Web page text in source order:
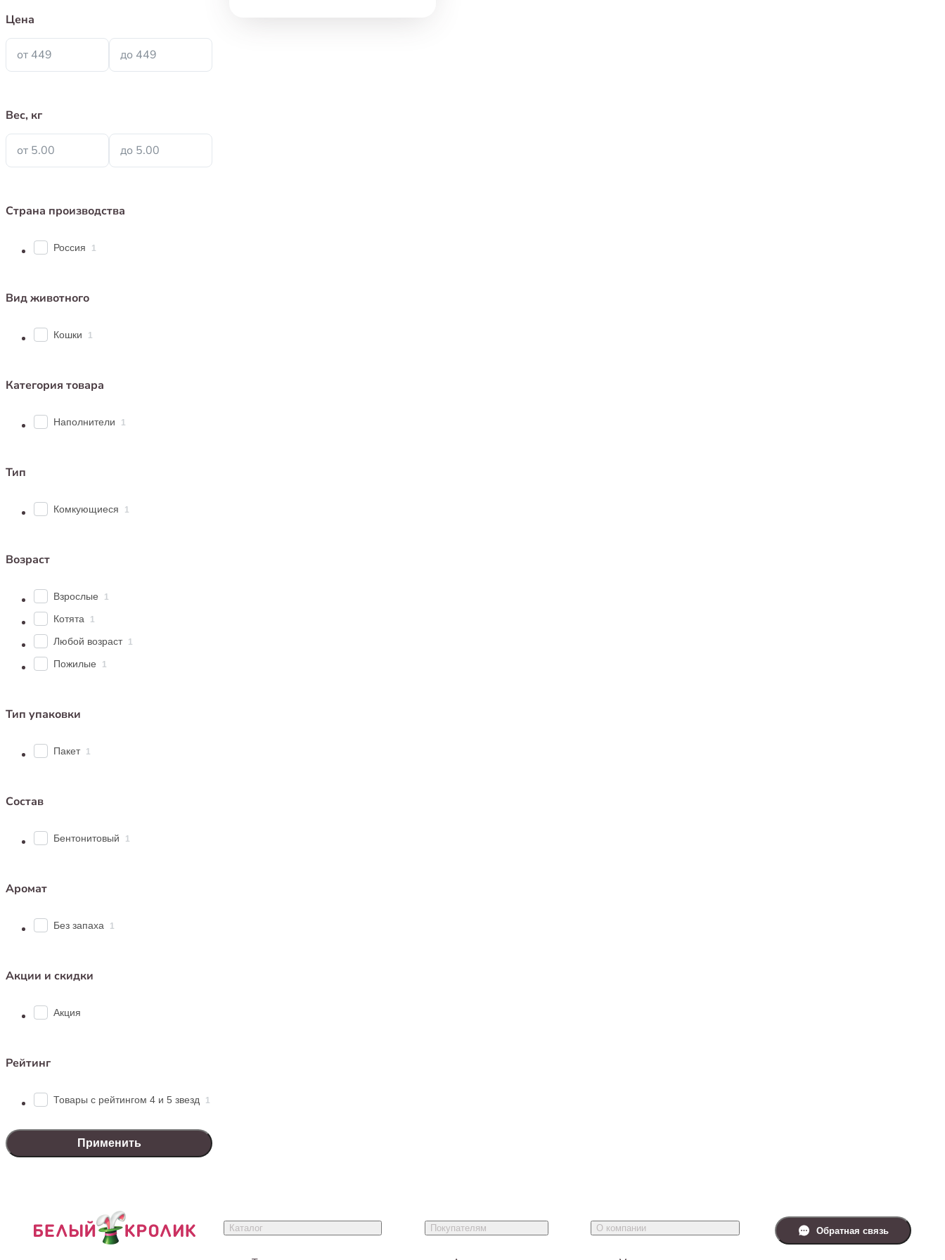
Цена
от 449 до 449
Вес, кг
от 5.00 до 5.00
Страна производства
Россия 1
Вид животного
Кошки 1
Категория товара
Наполнители 1
Тип
Комкующиеся 1
Возраст
Взрослые 1
Котята 1
Любой возраст 1
Пожилые 1
Тип упаковки
Пакет 1
Состав
Бентонитовый 1
Аромат
Без запаха 1
Акции и скидки
Акция
Рейтинг
Товары с рейтингом 4 и 5 звезд 1
Применить
Каталог Покупателям О компании Обратная связь